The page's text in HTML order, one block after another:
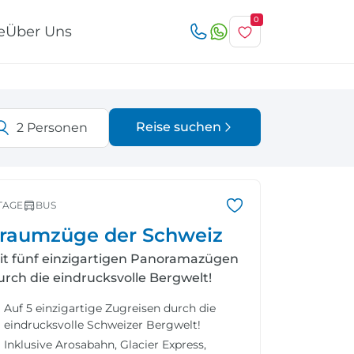
Über Uns
0
Schweiz
Nordeuropa
2 Personen Reise suchen
BUS
der Schweiz
fünf einzigartigen Panoramazügen
die eindrucksvolle Bergwelt!
Auf 5 einzigartige Zugreisen durch die
eindrucksvolle Schweizer Bergwelt!
Inklusive Arosabahn, Glacier Express,